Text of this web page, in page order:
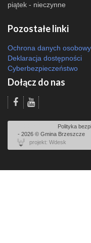
piątek - nieczynne
Pozostałe linki
Ochrona danych
Deklaracja dostępności
Cyberbezpieczeństwo
Dołącz do nas
Polityka
- 2026 © Gmina Brzeszcze
projekt: Wdesk